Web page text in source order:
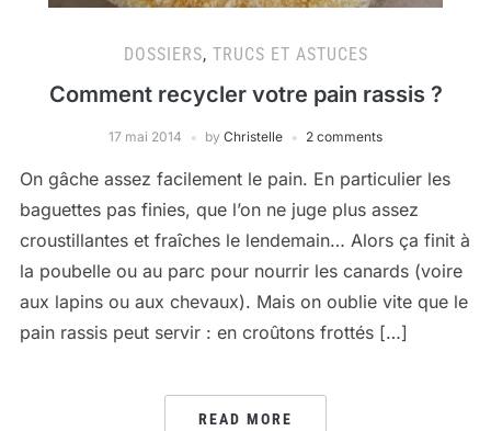
DOSSIERS, TRUCS ET ASTUCES
Comment recycler votre pain rassis ?
17 mai 2014 by Christelle 2 comments
On gâche assez facilement le pain. En particulier les
baguettes pas finies, que l’on ne juge plus assez
croustillantes et fraîches le lendemain… Alors ça finit à
la poubelle ou au parc pour nourrir les canards (voire
aux lapins ou aux chevaux). Mais on oublie vite que le
pain rassis peut servir : en croûtons frottés […]
READ MORE